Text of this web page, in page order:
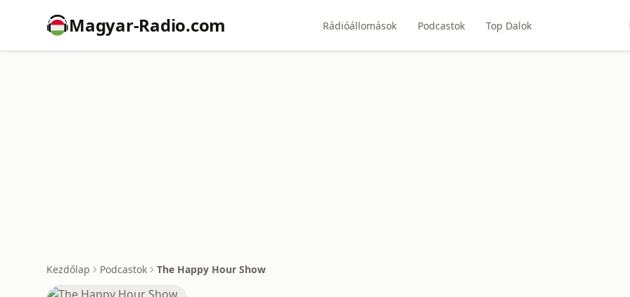
Magyar-Radio.com Rádióállomások Podcastok Top Dalok
Kezdőlap Podcastok The Happy Hour Show